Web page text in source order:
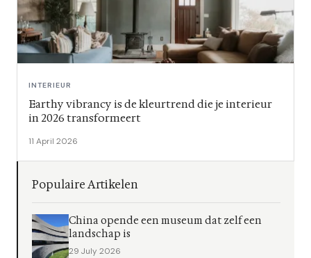
INTERIEUR
Earthy vibrancy is de kleurtrend die je interieur
in 2026 transformeert
11 April 2026
Populaire Artikelen
China opende een museum dat zelf een
landschap is
29 July 2026